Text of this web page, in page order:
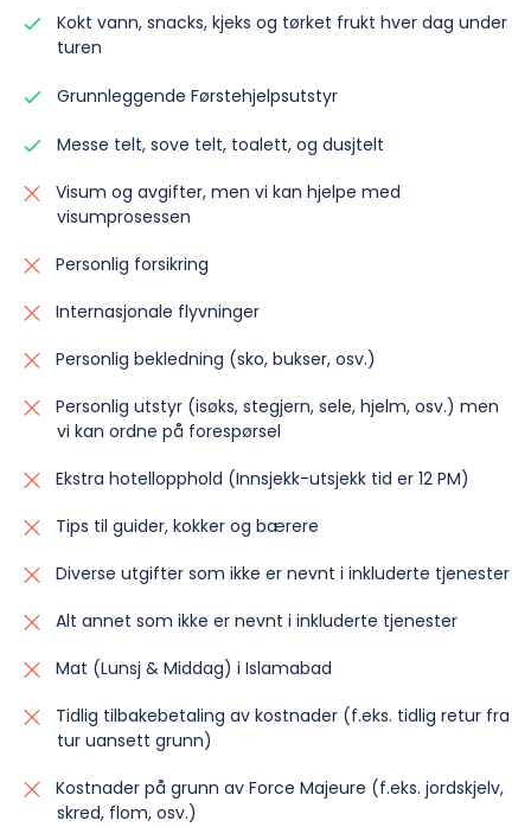
Kokt vann, snacks, kjeks og tørket frukt hver dag under
turen
Grunnleggende Førstehjelpsutstyr
Messe telt, sove telt, toalett, og dusjtelt
Visum og avgifter, men vi kan hjelpe med
visumprosessen
Personlig forsikring
Internasjonale flyvninger
Personlig bekledning (sko, bukser, osv.)
Personlig utstyr (isøks, stegjern, sele, hjelm, osv.) men
vi kan ordne på forespørsel
Ekstra hotellopphold (Innsjekk-utsjekk tid er 12 PM)
Tips til guider, kokker og bærere
Diverse utgifter som ikke er nevnt i inkluderte tjenester
Alt annet som ikke er nevnt i inkluderte tjenester
Mat (Lunsj & Middag) i Islamabad
Tidlig tilbakebetaling av kostnader (f.eks. tidlig retur fra
tur uansett grunn)
Kostnader på grunn av Force Majeure (f.eks. jordskjelv,
skred, flom, osv.)